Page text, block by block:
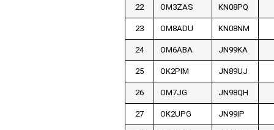
22 OM3ZAS KN08PQ
23 OM8ADU KN08NM
24 OM6ABA JN99KA
25 OK2PIM JN89UJ
26 OM7JG JN98QH
27 OK2UPG JN99IP